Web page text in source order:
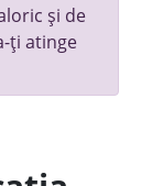
și de
ți atinge